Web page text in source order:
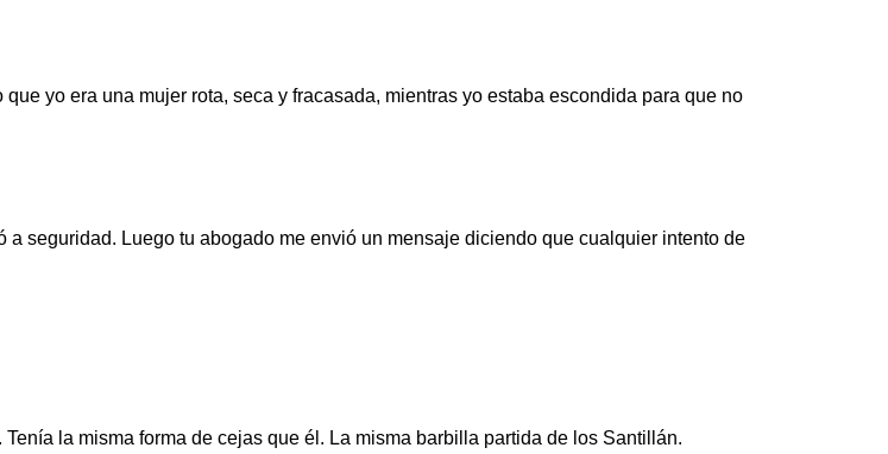
yo era una mujer rota, seca y fracasada, mientras yo estaba escondida para que no
seguridad. Luego tu abogado me envió un mensaje diciendo que cualquier intento de
la misma forma de cejas que él. La misma barbilla partida de los Santillán.